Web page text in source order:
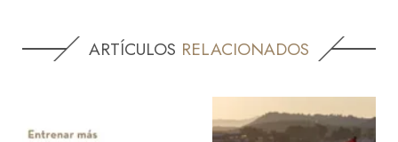
ARTÍCULOS RELACIONADOS